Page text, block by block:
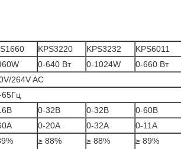
KPS3220 KPS3232 KPS6011
0-640 Вт 0-1024W 0-660 Вт
264V AC
0-32В 0-32В 0-60В
0-20А 0-32А 0-11А
≥ 88% ≥ 88% ≥ 89%